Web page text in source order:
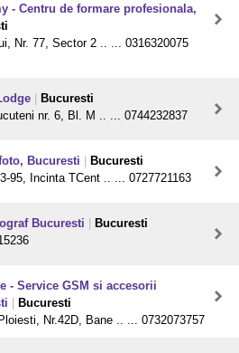
- Centru de formare profesionala,
Nr. 77, Sector 2 .. ... 0316320075
Bucuresti
nr. 6, Bl. M .. ... 0744232837
Bucuresti
Bucuresti
95, Incinta TCent .. ... 0727721163
Bucuresti
Bucuresti
- Service GSM si accesorii
Bucuresti
Nr.42D, Bane .. ... 0732073757